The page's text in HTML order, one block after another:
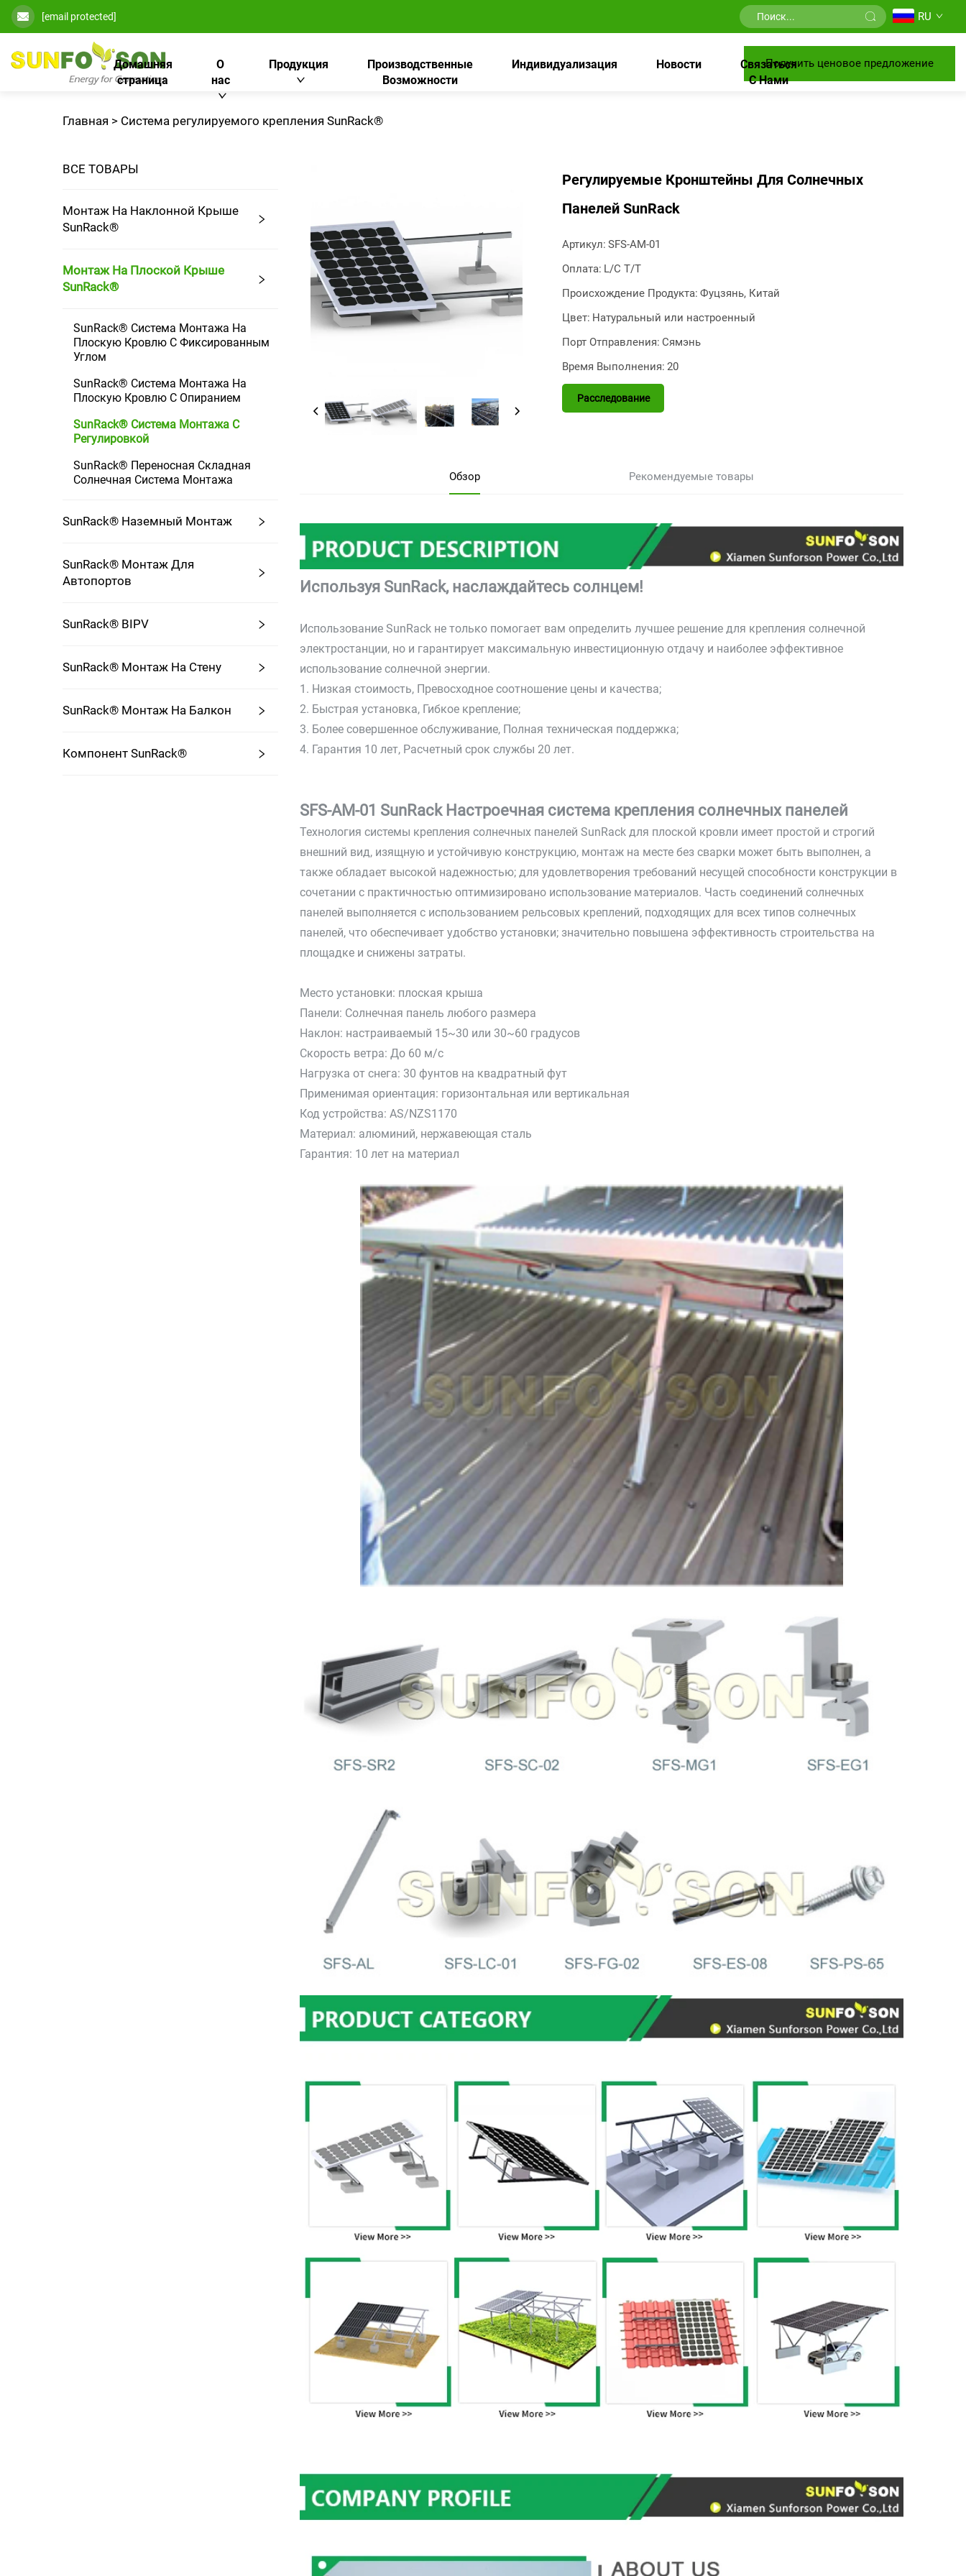
[email protected] RU
Домашняя
страница
О
нас
Продукция
Производственные
Возможности
Индивидуализация Новости
Связаться
С Нами
Получить ценовое предложение
Главная > Система регулируемого крепления SunRack®
ВСЕ ТОВАРЫ
Монтаж На Наклонной Крыше
SunRack®
Монтаж На Плоской Крыше
SunRack®
SunRack® Система Монтажа На
Плоскую Кровлю С Фиксированным
Углом
SunRack® Система Монтажа На
Плоскую Кровлю С Опиранием
SunRack® Система Монтажа С
Регулировкой
SunRack® Переносная Складная
Солнечная Система Монтажа
SunRack® Наземный Монтаж
SunRack® Монтаж Для
Автопортов
SunRack® BIPV
SunRack® Монтаж На Стену
SunRack® Монтаж На Балкон
Компонент SunRack®
Регулируемые Кронштейны Для Солнечных
Панелей SunRack
Артикул: SFS-AM-01
Оплата: L/C T/T
Происхождение Продукта: Фуцзянь, Китай
Цвет: Натуральный или настроенный
Порт Отправления: Сямэнь
Время Выполнения: 20
Расследование
Обзор Рекомендуемые товары
Используя SunRack, наслаждайтесь солнцем!
Использование SunRack не только помогает вам определить лучшее решение для крепления солнечной
электростанции, но и гарантирует максимальную инвестиционную отдачу и наиболее эффективное
использование солнечной энергии.
1. Низкая стоимость, Превосходное соотношение цены и качества;
2. Быстрая установка, Гибкое крепление;
3. Более совершенное обслуживание, Полная техническая поддержка;
4. Гарантия 10 лет, Расчетный срок службы 20 лет.
SFS-AM-01 SunRack Настроечная система крепления солнечных панелей
Технология системы крепления солнечных панелей SunRack для плоской кровли имеет простой и строгий
внешний вид, изящную и устойчивую конструкцию, монтаж на месте без сварки может быть выполнен, а
также обладает высокой надежностью; для удовлетворения требований несущей способности конструкции в
сочетании с практичностью оптимизировано использование материалов. Часть соединений солнечных
панелей выполняется с использованием рельсовых креплений, подходящих для всех типов солнечных
панелей, что обеспечивает удобство установки; значительно повышена эффективность строительства на
площадке и снижены затраты.
Место установки: плоская крыша
Панели: Солнечная панель любого размера
Наклон: настраиваемый 15~30 или 30~60 градусов
Скорость ветра: До 60 м/с
Нагрузка от снега: 30 фунтов на квадратный фут
Применимая ориентация: горизонтальная или вертикальная
Код устройства: AS/NZS1170
Материал: алюминий, нержавеющая сталь
Гарантия: 10 лет на материал